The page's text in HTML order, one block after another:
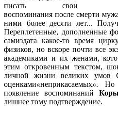
писать свои
воспоминания после смерти
ними более десяти лет...
Переплетенные, дополненные
самиздата какое-то время
физиков, но вскоре почти все
академиками и их женами,
этим откровенным текстом,
личной жизни великих умов
оценками«неприкасаемых». Но
появление воспоминаний
лишнее тому подтверждение.